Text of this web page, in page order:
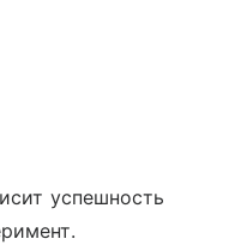
успешность